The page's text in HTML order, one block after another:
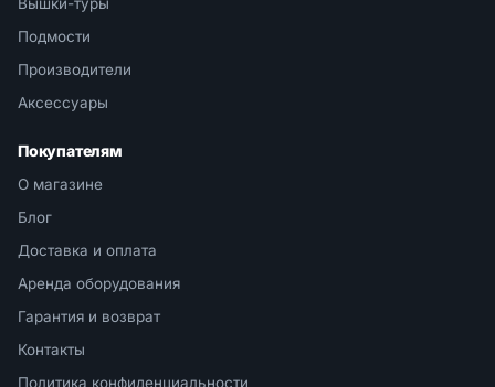
Вышки-туры
Подмости
Производители
Аксессуары
Покупателям
О магазине
Блог
Доставка и оплата
Аренда оборудования
Гарантия и возврат
Контакты
Политика конфиденциальности